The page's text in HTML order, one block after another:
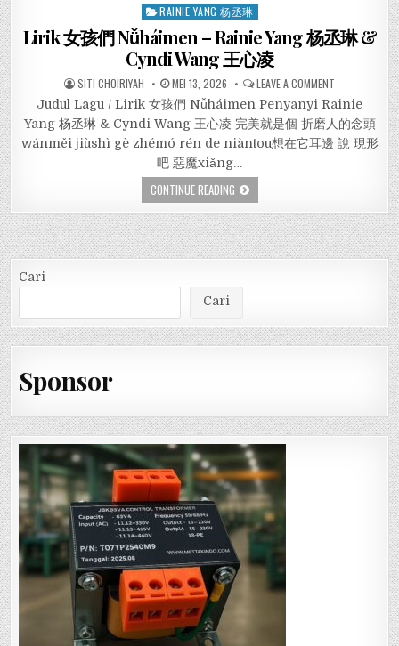
RAINIE YANG 杨丞琳
Lirik 女孩們 Nǚháimen – Rainie Yang 杨丞琳 &
Cyndi Wang 王心凌
SITI CHOIRIYAH MEI 13, 2026 LEAVE A COMMENT
Judul Lagu / Lirik 女孩們 Nǚháimen Penyanyi Rainie
Yang 杨丞琳 & Cyndi Wang 王心凌 完美就是個 折磨人的念頭
wánměi jiùshì gè zhémó rén de niàntou想在它耳邊 說 現形
吧 惡魔xiǎng…
CONTINUE READING
Cari
Cari
Sponsor